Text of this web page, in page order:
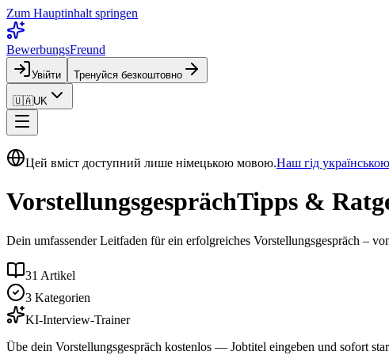
Zum Hauptinhalt springen
BewerbungsFreund
Увійти Тренуйся безкоштовно
🇺🇦UK
Цей вміст доступний лише німецькою мовою.Наш гід
Vorstellungs­gesprächTipps &
Dein umfassender Leitfaden für ein erfolgreiches Vorstellungs­gespräch –
31 Artikel
3 Kategorien
KI-Interview-Trainer
Übe dein Vorstellungsgespräch kostenlos — Jobtitel eingeben und sofort